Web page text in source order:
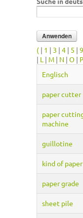
( | 1 | 3 | 4 | 5 | 9
| L | M | N | O | P
Englisch
paper cutter
paper
machine
guillotine
kind of paper
paper grade
sheet pile